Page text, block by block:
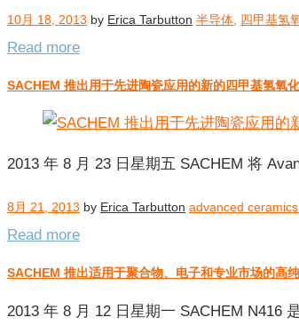
化
合
阳
10月 18, 2013 by Erica Tarbutton 半导体, 四甲基氢
Read more
SACHEM 推出用于先进陶瓷应用的新的四甲基氢氧
2013 年 8 月 23 日星期五 SACHEM 将
8月 21, 2013 by Erica Tarbutton advanced
Read more
SACHEM 推出适用于聚合物、电子和专业市场的高
2013 年 8 月 12 日星期一 SACHEM N416